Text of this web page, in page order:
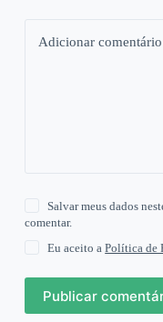
Adicionar comentário
Salvar meus dados
comentar.
Eu aceito aPolítica de
Publicar